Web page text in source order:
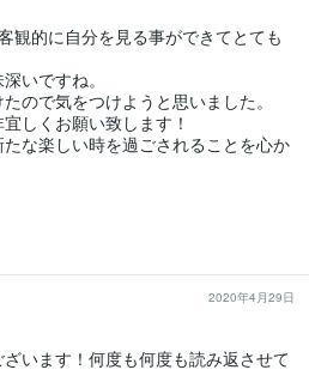
観的に自分を見る事ができてとても
いですね。
ので気をつけようと思いました。
しくお願い致します！
な楽しい時を過ごされることを心か
2020年4月29日
います！何度も何度も読み返させて